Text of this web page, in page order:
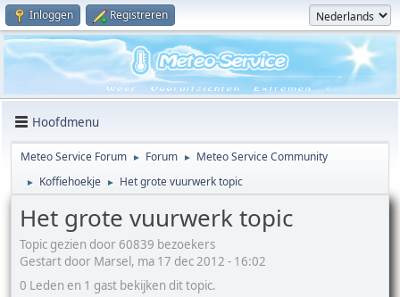
Inloggen Registreren
Hoofdmenu
Meteo Service Forum ► Forum ► Meteo Service Community
► Koffiehoekje ► Het grote vuurwerk topic
Het grote vuurwerk topic
Topic gezien door 60839 bezoekers
Gestart door Marsel, ma 17 dec 2012 - 16:02
0 Leden en 1 gast bekijken dit topic.